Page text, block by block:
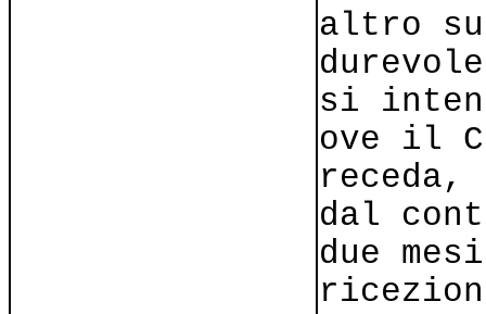
altro
si
ove il
receda,
dal
due